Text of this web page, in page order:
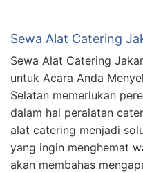
Sewa Alat Catering
Sewa Alat Catering
untuk Acara Anda
Selatan memerlukan
dalam hal peralatan
alat catering menjadi
yang ingin menghemat
akan membahas